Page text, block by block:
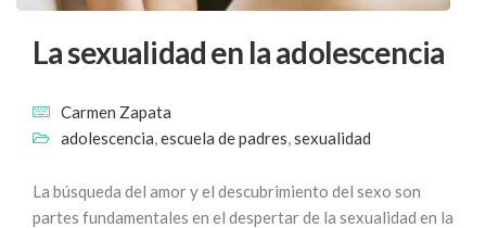
La sexualidad en la adolescencia
Carmen Zapata
adolescencia,escuela de padres,sexualidad
La búsqueda del amor y el descubrimiento del sexo son
partes fundamentales en el despertar de la sexualidad en la